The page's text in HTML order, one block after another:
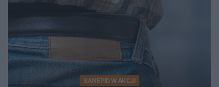
SANEPID W AKCJI